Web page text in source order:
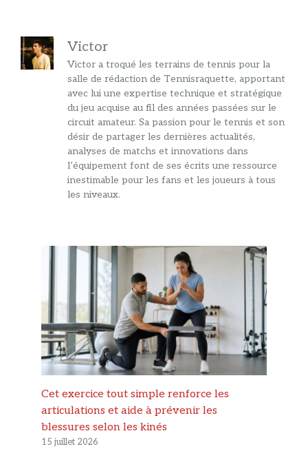
Victor
Victor a troqué les terrains de tennis pour la
salle de rédaction de Tennisraquette, apportant
avec lui une expertise technique et stratégique
du jeu acquise au fil des années passées sur le
circuit amateur. Sa passion pour le tennis et son
désir de partager les dernières actualités,
analyses de matchs et innovations dans
l’équipement font de ses écrits une ressource
inestimable pour les fans et les joueurs à tous
les niveaux.
Cet exercice tout simple renforce les
articulations et aide à prévenir les
blessures selon les kinés
15 juillet 2026